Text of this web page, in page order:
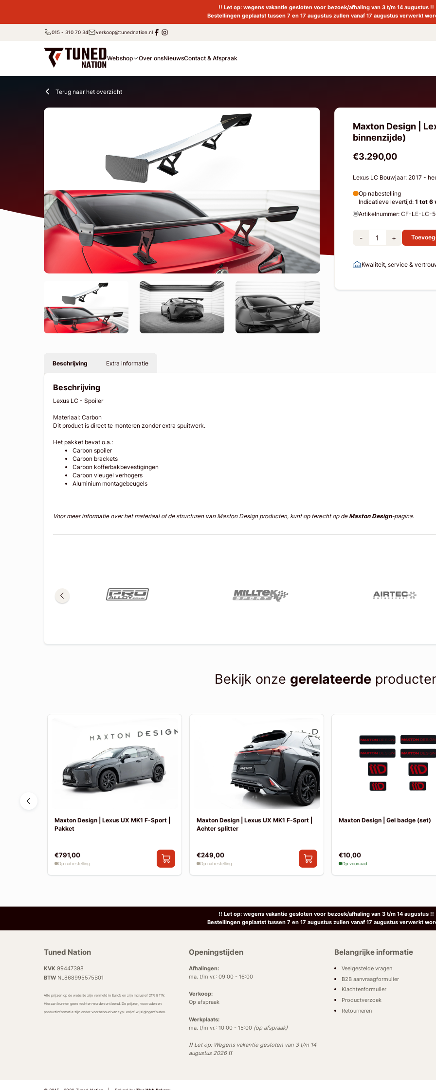
!! Let op: wegens vakantie gesloten voor bezoek/afhaling van 3 t/m 14 augustus !!
Bestellingen geplaatst tussen 7 en 17 augustus zullen vanaf 17 augustus verwerkt
015 - 310 70 34 verkoop@tunednation.nl
Webshop Over onsNieuwsContact & Afspraak
Terug naar het overzicht
Maxton Design |
binnenzijde)
€3.290,00
Lexus LC Bouwjaar: 2017 -
Op nabestelling
Indicatieve levertijd: 1 tot 6
Artikelnummer: CF-LE-LC-
- +
Kwaliteit, service &
Beschrijving Extra informatie
Beschrijving
Lexus LC - Spoiler
Materiaal: Carbon
Dit product is direct te monteren zonder extra spuitwerk.
Het pakket bevat o.a.:
Carbon spoiler
Carbon brackets
Carbon kofferbakbevestigingen
Carbon vleugel verhogers
Aluminium montagebeugels
Voor meer informatie over het materiaal of de structuren van Maxton Design producten, kunt op terecht op deMaxton Design-pagina.
Bekijk onze gerelateerde
Maxton Design | Lexus UX MK1 F-Sport |
Pakket
€791,00
Op nabestelling
Maxton Design | Lexus UX MK1 F-Sport |
Achter splitter
€249,00
Op nabestelling
Maxton Design | Gel badge (set)
€10,00
Op voorraad
!! Let op: wegens vakantie gesloten voor bezoek/afhaling van 3 t/m 14 augustus !!
Bestellingen geplaatst tussen 7 en 17 augustus zullen vanaf 17 augustus verwerkt
Tuned Nation
KVK 99447398
BTWNL868995575B01
Alle prijzen op de website zijn vermeld in Euro’s en zijn inclusief 21% BTW.
Hieraan kunnen geen rechten worden ontleend. De prijzen, voorraden en
productinformatie zijn onder voorbehoud van typ- en/of wijzigingenfouten.
Openingstijden
Afhalingen:
ma. t/m vr.: 09:00 - 16:00
Verkoop:
Op afspraak
Werkplaats:
ma. t/m vr.: 10:00 - 15:00 (op afspraak)
!!Let op: Wegens vakantie gesloten van 3 t/m 14
augustus 2026 !!
Belangrijke informatie
Veelgestelde vragen
B2B aanvraagformulier
Klachtenformulier
Productverzoek
Retourneren